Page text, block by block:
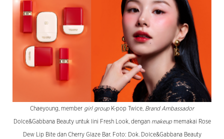
Chaeyoung, member girl group K-pop Twice, Brand Ambassador
Dolce&Gabbana Beauty untuk lini Fresh Look, dengan makeup memakai Rose
Dew Lip Bite dan Cherry Glaze Bar. Foto: Dok. Dolce&Gabbana Beauty